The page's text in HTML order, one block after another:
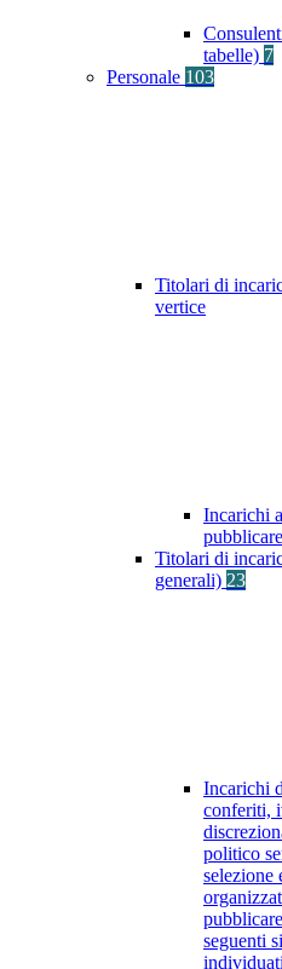
tabelle) 7
Personale 103
Titolari di
vertice
Incarichi
Titolari di
generali) 23
Incarichi
conferiti,
politico
selezione
seguenti